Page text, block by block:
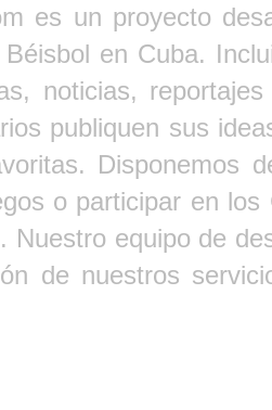
es un proyecto
en Cuba.
noticias,
publiquen sus
Disponemos
o participar en
Nuestro equipo de
de nuestros